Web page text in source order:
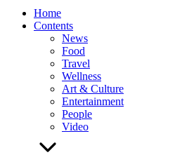
Home
Contents
News
Food
Travel
Wellness
Art & Culture
Entertainment
People
Video